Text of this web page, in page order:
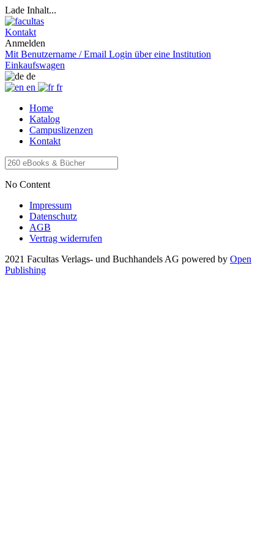
Lade Inhalt...
Kontakt
Anmelden
Mit Benutzername / Email Login über eine Institution
Einkaufswagen
de
en
fr
Home
Katalog
Campuslizenzen
Kontakt
No Content
Impressum
Datenschutz
AGB
Vertrag widerrufen
2021 Facultas Verlags- und Buchhandels AG powered by Open
Publishing